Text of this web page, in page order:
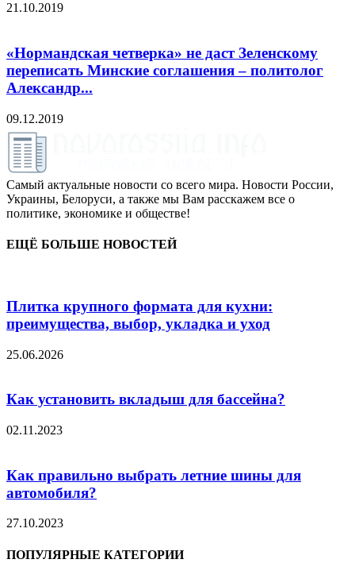
21.10.2019
«Нормандская четверка» не даст Зеленскому
переписать Минские соглашения – политолог
Александр...
09.12.2019
Самый актуальные новости со всего мира. Новости России,
Украины, Белоруси, а также мы Вам расскажем все о
политике, экономике и обществе!
ЕЩЁ БОЛЬШЕ НОВОСТЕЙ
Плитка крупного формата для кухни:
преимущества, выбор, укладка и уход
25.06.2026
Как установить вкладыш для бассейна?
02.11.2023
Как правильно выбрать летние шины для
автомобиля?
27.10.2023
ПОПУЛЯРНЫЕ КАТЕГОРИИ